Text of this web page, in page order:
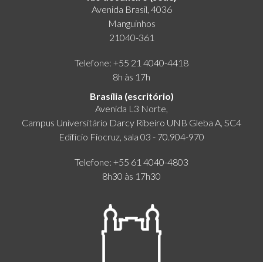
Avenida Brasil, 4036
Manguinhos
21040-361
Telefone: +55 21 4040-4418
8h às 17h
Brasília (escritório)
Avenida L3 Norte,
Campus Universitário Darcy Ribeiro UNB Gleba A, SC4
Edifício Fiocruz, sala 03 - 70.904-970
Telefone: +55 61 4040-4803
8h30 às 17h30